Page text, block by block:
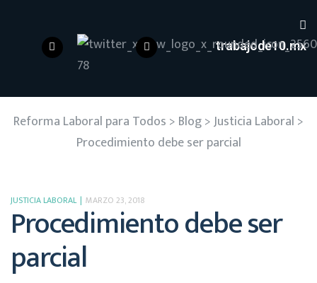
trabajode10.mx
Reforma Laboral para Todos > Blog>Justicia Laboral >
Procedimiento debe ser parcial
JUSTICIA LABORAL MARZO 23, 2018
Procedimiento debe ser
parcial